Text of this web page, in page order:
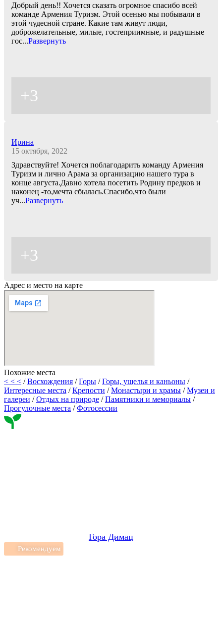
Добрый день!! Хочется сказать огромное спасибо всей
команде Армения Туризм. Этой осенью мы побывали в
этой чудесной стране. Какие там живут люди,
доброжелательные, милые, гостеприимные, и радушные
гос...Развернуть
+3
Ирина
15 октября, 2022
Здравствуйте! Хочется поблагодарить команду Армения
Туризм и лично Арама за организацию нашего тура в
конце августа.Давно хотела посетить Родину предков и
наконец -то,мечта сбылась.Спасибо,что были
уч...Развернуть
+3
Адрес и место на карте
Похожие места
< < < /Восхождения /Горы /Горы, ущелья и каньоны /
Интересные места /Крепости /Монастыри и храмы /Музеи и
галереи /Отдых на природе /Памятники и мемориалы /
Прогулочные места /Фотосессии
Гора Димац
Рекомендуем